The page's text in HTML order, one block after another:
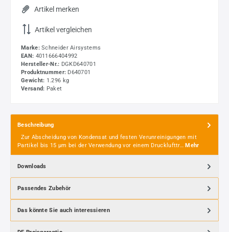
Artikel merken
Artikel vergleichen
Marke:Schneider Airsystems
EAN: 4011666404992
Hersteller-Nr.: DGKD640701
Produktnummer: D640701
Gewicht: 1.296 kg
Versand: Paket
Beschreibung
Zur Abscheidung von Kondensat und festen Verunreinigungen mit
Partikel bis 15 µm bei der Verwendung vor einem Drucklufttr… Mehr
Downloads
Passendes Zubehör
Das könnte Sie auch interessieren